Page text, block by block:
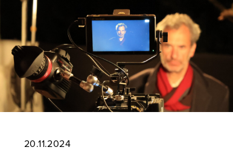
20.11.2024